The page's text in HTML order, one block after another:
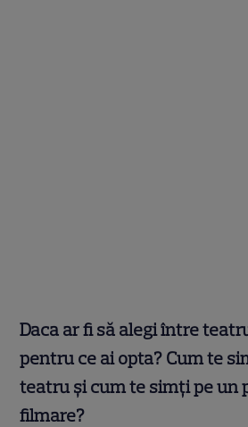
Daca ar fi să alegi între
pentru ce ai opta? Cum te
teatru și cum te simți pe un
filmare?